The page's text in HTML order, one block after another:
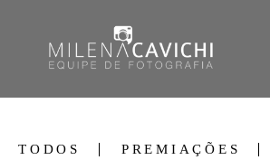
TODOS PREMIAÇÕES